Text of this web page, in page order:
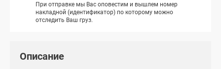
При отправке мы Вас оповестим и вышлем номер
накладной (идентификатор) по которому можно
отследить Ваш груз.
Описание